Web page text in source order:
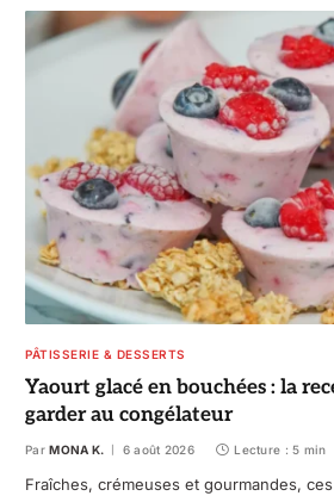
PÂTISSERIE & DESSERTS
Yaourt glacé en bouchées : la
garder au congélateur
Par MONA K. 6 août 2026 Lecture : 5 min
Fraîches, crémeuses et gourmandes,